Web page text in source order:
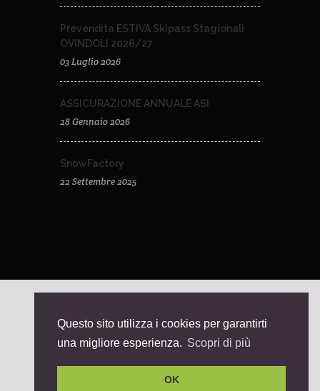
Questo sito utilizza i cookies per garantirti
una migliore esperienza. Scopri di più
OK
Prevendita ESTIVA Skipass Stagionali
OVINDOLI 2026/27
03 Luglio 2026
ASSICURAZIONE ANNUALE ASI
28 Gennaio 2026
SnowFactory
22 Settembre 2025
© 2026 - Ovindoli Magnola Impianti - P.IVA
Condizioni generali di vendita